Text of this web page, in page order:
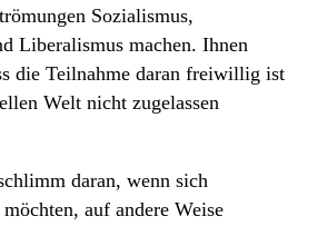
Sozialismus,
Liberalismus machen. Ihnen
die Teilnahme daran freiwillig ist
Welt nicht zugelassen
daran, wenn sich
auf andere Weise